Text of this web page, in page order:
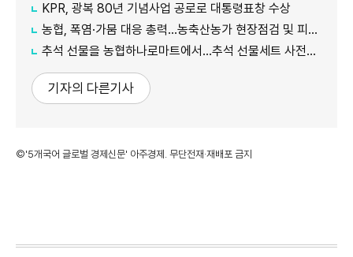
KPR, 광복 80년 기념사업 공로로 대통령표창 수상
농협, 폭염·가뭄 대응 총력...농축산농가 현장점검 및 피해 예방 강화
추석 선물을 농협하나로마트에서…추석 선물세트 사전예약 실시
기자의 다른기사
©'5개국어 글로벌 경제신문' 아주경제. 무단전재·재배포 금지